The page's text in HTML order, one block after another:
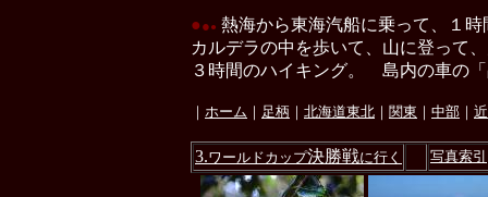
●●● 熱海から東海汽船に乗って、１
カルデラの中を歩いて、山に登って
３時間のハイキング。 島内の車の
｜ ホーム ｜ 足柄 ｜ 北海道東北 ｜ 関東 ｜ 中部 ｜
3.ワールドカップ決勝戦に行く 写真索引